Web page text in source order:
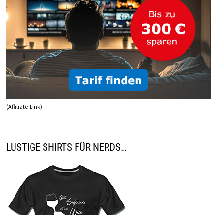
(Affiliate-Link)
LUSTIGE SHIRTS FÜR NERDS…